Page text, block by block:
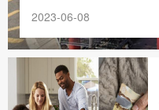
2023-06-08